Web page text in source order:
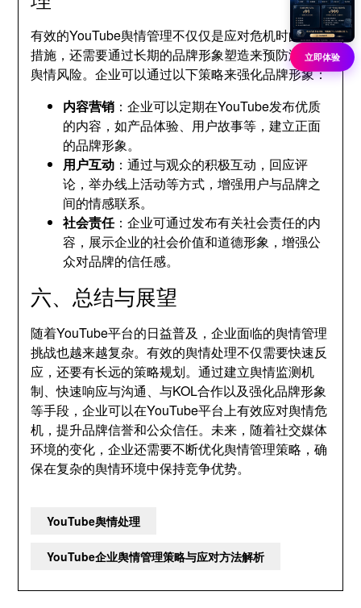
有效的YouTube舆情管理不仅仅是应对危机时的短期
措施，还需要通过长期的品牌形象塑造来预防潜在的
舆情风险。企业可以通过以下策略来强化品牌形象：
内容营销 ：企业可以定期在YouTube发布优质
的内容，如产品体验、用户故事等，建立正面
的品牌形象。
用户互动 ：通过与观众的积极互动，回应评
论，举办线上活动等方式，增强用户与品牌之
间的情感联系。
社会责任：企业可通过发布有关社会责任的内
容，展示企业的社会价值和道德形象，增强公
众对品牌的信任感。
六、总结与展望
随着YouTube平台的日益普及，企业面临的舆情管理
挑战也越来越复杂。有效的舆情处理不仅需要快速反
应，还要有长远的策略规划。通过建立舆情监测机
制、快速响应与沟通、与KOL合作以及强化品牌形象
等手段，企业可以在YouTube平台上有效应对舆情危
机，提升品牌信誉和公众信任。未来，随着社交媒体
环境的变化，企业还需要不断优化舆情管理策略，确
保在复杂的舆情环境中保持竞争优势。
YouTube舆情处理
YouTube企业舆情管理策略与应对方法解析
立即体验